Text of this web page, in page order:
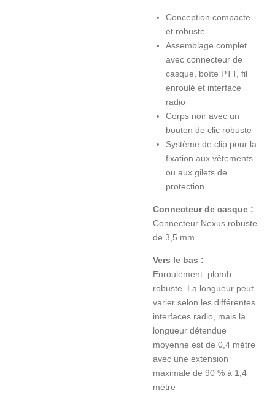
Conception compacte
et robuste
Assemblage complet
avec connecteur de
casque, boîte PTT, fil
enroulé et interface
radio
Corps noir avec un
bouton de clic robuste
Système de clip pour la
fixation aux vêtements
ou aux gilets de
protection
Connecteur de casque :
Connecteur Nexus robuste
de 3,5 mm
Vers le bas :
Enroulement, plomb
robuste. La longueur peut
varier selon les différentes
interfaces radio, mais la
longueur détendue
moyenne est de 0,4 mètre
avec une extension
maximale de 90 % à 1,4
mètre